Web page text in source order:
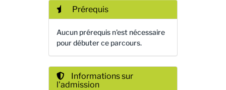
Prérequis
Aucun prérequis n'est nécessaire
pour débuter ce parcours.
Informations sur
l'admission